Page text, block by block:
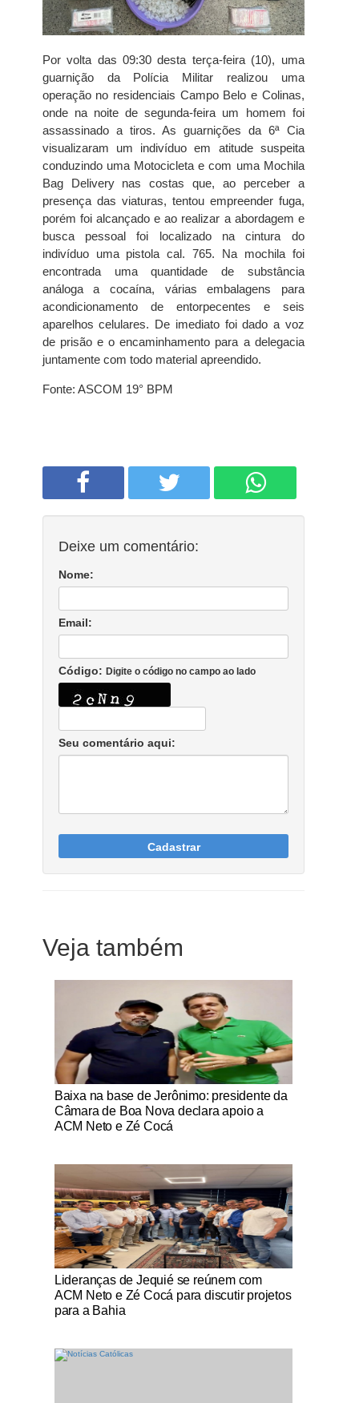
Por volta das 09:30 desta terça-feira (10), uma
guarnição da Polícia Militar realizou uma
operação no residenciais Campo Belo e Colinas,
onde na noite de segunda-feira um homem foi
assassinado a tiros. As guarnições da 6ª Cia
visualizaram um indivíduo em atitude suspeita
conduzindo uma Motocicleta e com uma Mochila
Bag Delivery nas costas que, ao perceber a
presença das viaturas, tentou empreender fuga,
porém foi alcançado e ao realizar a abordagem e
busca pessoal foi localizado na cintura do
indivíduo uma pistola cal. 765. Na mochila foi
encontrada uma quantidade de substância
análoga a cocaína, várias embalagens para
acondicionamento de entorpecentes e seis
aparelhos celulares. De imediato foi dado a voz
de prisão e o encaminhamento para a delegacia
juntamente com todo material apreendido.
Fonte: ASCOM 19° BPM
Deixe um comentário:
Nome:
Email:
Código: Digite o código no campo ao lado
Seu comentário aqui:
Cadastrar
Veja também
Notícias Católicas
Baixa na base de Jerônimo: presidente da
Câmara de Boa Nova declara apoio a
ACM Neto e Zé Cocá
Notícias Católicas
Lideranças de Jequié se reúnem com
ACM Neto e Zé Cocá para discutir projetos
para a Bahia